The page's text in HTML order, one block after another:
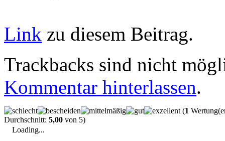
Link zu diesem Beitrag.
Trackbacks sind nicht
Kommentar hinterlassen.
(1
Durchschnitt: 5,00 von 5)
Loading...